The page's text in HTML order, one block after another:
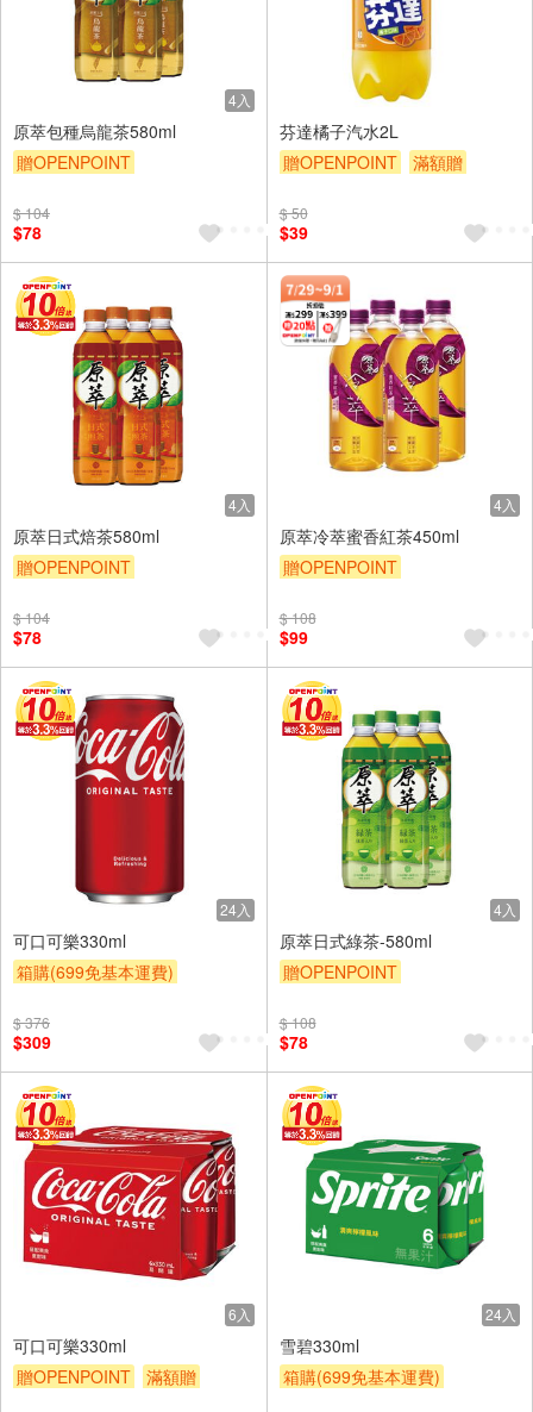
4入
原萃包種烏龍茶580ml
贈OPENPOINT
滿額9折
$ 104
$78
芬達橘子汽水2L
贈OPENPOINT
滿額贈
$ 50
$39
4入
原萃日式焙茶580ml
贈OPENPOINT
滿額9折
$ 104
$78
4入
原萃冷萃蜜香紅茶450ml
贈OPENPOINT
滿額9折
$ 108
$99
24入
可口可樂330ml
箱購(699免基本運費)
滿額9折
$ 376
$309
4入
原萃日式綠茶-580ml
贈OPENPOINT
滿額9折
$ 108
$78
6入
可口可樂330ml
贈OPENPOINT
滿額贈
24入
雪碧330ml
箱購(699免基本運費)